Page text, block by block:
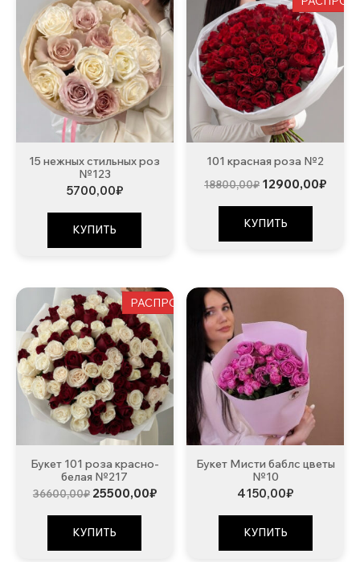
15 нежных стильных роз
№123
5700,00₽
КУПИТЬ
101 красная роза №2
18800,00₽
составляла
18800,00₽.
12900,00₽
КУПИТЬ
РАСПРОДАЖА!
Букет 101 роза красно-
белая №217
36600,00₽ Первоначальная
составляла
36600,00₽.
25500,00₽Текущая
25500,00₽.
КУПИТЬ
Букет Мисти баблс цветы
№10
4150,00₽
КУПИТЬ